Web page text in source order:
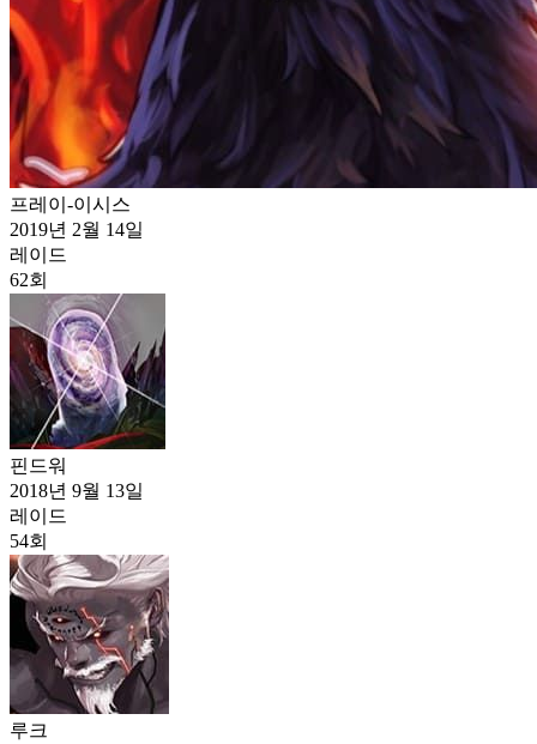
프레이-이시스
2019년 2월 14일
레이드
62회
핀드워
2018년 9월 13일
레이드
54회
루크